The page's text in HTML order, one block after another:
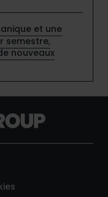
et une
semestre,
nouveaux